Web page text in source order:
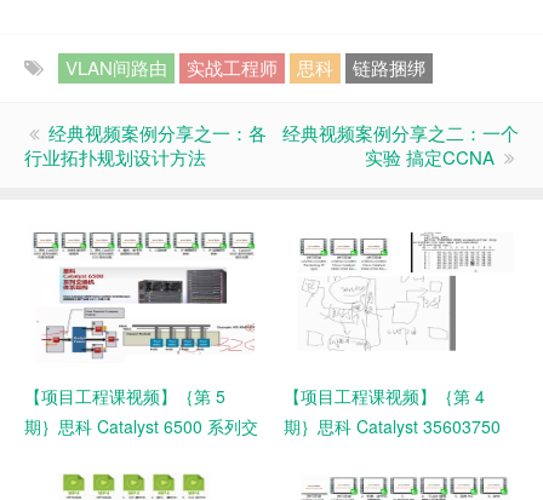
VLAN间路由 实战工程师 思科 链路捆绑
经典视频案例分享之一：各
行业拓扑规划设计方法
经典视频案例分享之二：一个
实验 搞定CCNA
【项目工程课视频】｛第 5
期｝思科 Catalyst 6500 系列交
【项目工程课视频】｛第 4
期｝思科 Catalyst 35603750
集）